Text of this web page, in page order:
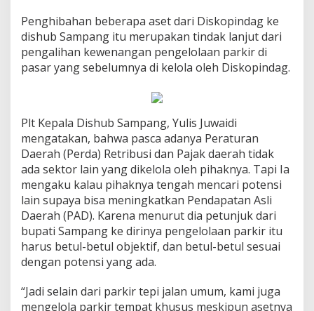
Penghibahan beberapa aset dari Diskopindag ke
dishub Sampang itu merupakan tindak lanjut dari
pengalihan kewenangan pengelolaan parkir di
pasar yang sebelumnya di kelola oleh Diskopindag.
Plt Kepala Dishub Sampang, Yulis Juwaidi
mengatakan, bahwa pasca adanya Peraturan
Daerah (Perda) Retribusi dan Pajak daerah tidak
ada sektor lain yang dikelola oleh pihaknya. Tapi Ia
mengaku kalau pihaknya tengah mencari potensi
lain supaya bisa meningkatkan Pendapatan Asli
Daerah (PAD). Karena menurut dia petunjuk dari
bupati Sampang ke dirinya pengelolaan parkir itu
harus betul-betul objektif, dan betul-betul sesuai
dengan potensi yang ada.
“Jadi selain dari parkir tepi jalan umum, kami juga
mengelola parkir tempat khusus meskipun asetnya